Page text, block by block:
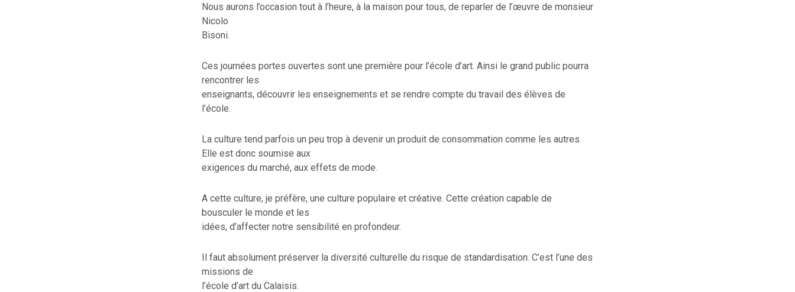
Nous aurons l’occasion tout à l’heure, à la maison pour tous, de reparler de l’œuvre de monsieur
Nicolo
Bisoni.
Ces journées portes ouvertes sont une première pour l’école d’art. Ainsi le grand public pourra
rencontrer les
enseignants, découvrir les enseignements et se rendre compte du travail des élèves de
l’école.
La culture tend parfois un peu trop à devenir un produit de consommation comme les autres.
Elle est donc soumise aux
exigences du marché, aux effets de mode.
A cette culture, je préfère, une culture populaire et créative. Cette création capable de
bousculer le monde et les
idées, d’affecter notre sensibilité en profondeur.
Il faut absolument préserver la diversité culturelle du risque de standardisation. C’est l’une des
missions de
l’école d’art du Calaisis.